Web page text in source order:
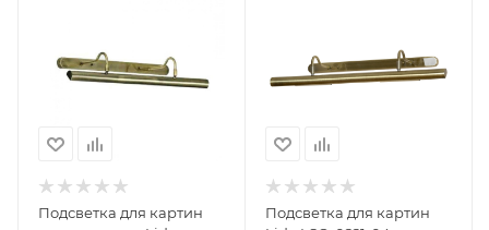
Подсветка для картин
Подсветка для картин